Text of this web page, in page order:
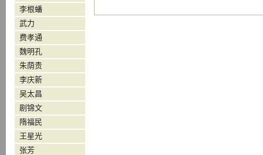
李根蟠
武力
费孝通
魏明孔
朱荫贵
李庆新
吴太昌
剧锦文
隋福民
王星光
张芳